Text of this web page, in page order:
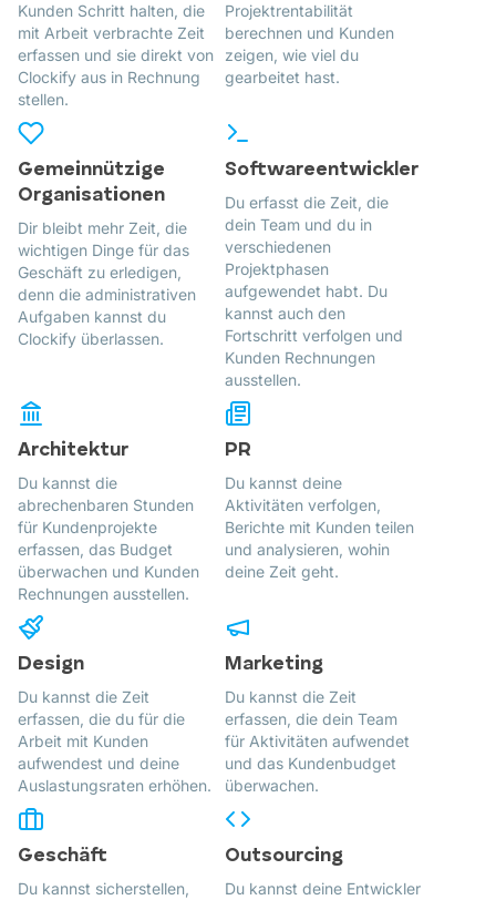
Kunden Schritt halten, die
mit Arbeit verbrachte Zeit
erfassen und sie direkt von
Clockify aus in Rechnung
stellen.
Projektrentabilität
berechnen und Kunden
zeigen, wie viel du
gearbeitet hast.
Gemeinnützige
Organisationen
Dir bleibt mehr Zeit, die
wichtigen Dinge für das
Geschäft zu erledigen,
denn die administrativen
Aufgaben kannst du
Clockify überlassen.
Softwareentwickler
Du erfasst die Zeit, die
dein Team und du in
verschiedenen
Projektphasen
aufgewendet habt. Du
kannst auch den
Fortschritt verfolgen und
Kunden Rechnungen
ausstellen.
Architektur
Du kannst die
abrechenbaren Stunden
für Kundenprojekte
erfassen, das Budget
überwachen und Kunden
Rechnungen ausstellen.
PR
Du kannst deine
Aktivitäten verfolgen,
Berichte mit Kunden teilen
und analysieren, wohin
deine Zeit geht.
Design
Du kannst die Zeit
erfassen, die du für die
Arbeit mit Kunden
aufwendest und deine
Auslastungsraten erhöhen.
Marketing
Du kannst die Zeit
erfassen, die dein Team
für Aktivitäten aufwendet
und das Kundenbudget
überwachen.
Geschäft
Du kannst sicherstellen,
Outsourcing
Du kannst deine Entwickler